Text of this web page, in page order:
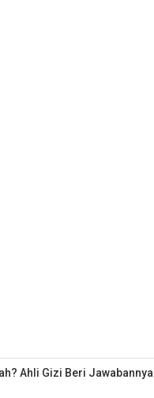
Ahli Gizi Beri Jawabannya